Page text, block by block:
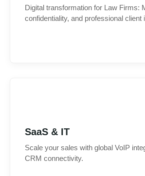
Digital transformation for Law Firms:
confidentiality, and professional client
SaaS & IT
Scale your sales with global VoIP
CRM connectivity.